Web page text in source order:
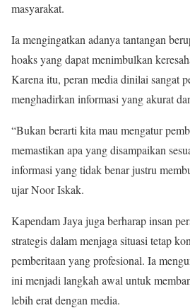
masyarakat.
Ia mengingatkan adanya tantangan
hoaks yang dapat menimbulkan
Karena itu, peran media dinilai sangat
menghadirkan informasi yang akurat
“Bukan berarti kita mau mengatur
memastikan apa yang disampaikan
informasi yang tidak benar justru
ujar Noor Iskak.
Kapendam Jaya juga berharap insan
strategis dalam menjaga situasi tetap
pemberitaan yang profesional. Ia
ini menjadi langkah awal untuk
lebih erat dengan media.